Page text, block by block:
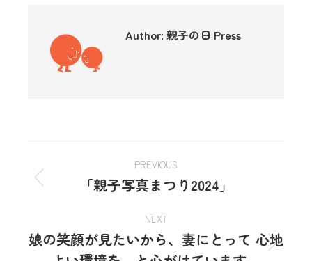
Author: 親子の日 Press
PREVIOUS
「親子写真まつり2024」
NEXT
娘の笑顔が見たいから、妻にとって 心地